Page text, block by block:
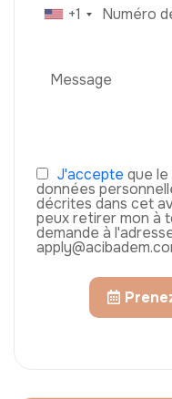
+1
J'accepte que le
données
décrites dans cet
peux retirer mon à
demande à